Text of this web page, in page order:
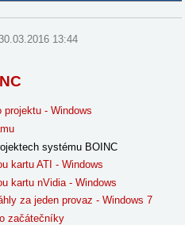
13:44
projektu - Windows
systému BOINC
kartu ATI - Windows
kartu nVidia - Windows
za jeden provaz - Windows 7
začátečníky